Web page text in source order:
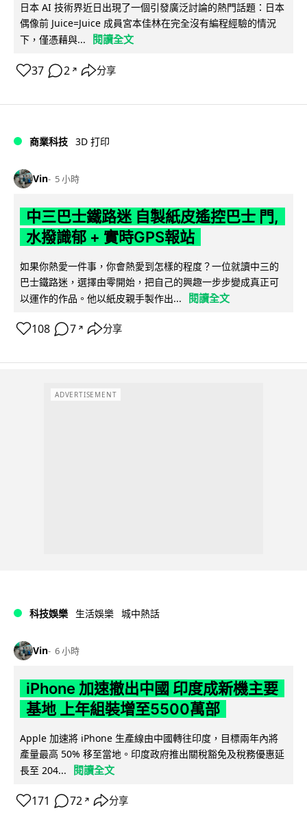
日本 AI 技術界近日出現了一個引發廣泛討論的熱門話題：日本
偶像前 Juice=Juice 成員宮本佳林在完全沒有編程經驗的情況
下，僅憑藉與...
閱讀全文
37 2 ↗ 分享
商業科技 3D 打印
Vin 5 小時
中三巴士鐵路迷 自製紙皮遙控巴士 門,
水撥識郁 + 實時GPS報站
如果你熱愛一件事，你會熱愛到怎樣的程度？一位就讀中三的
巴士鐵路迷，選擇由零開始，把自己的興趣一步步變成真正可
以運作的作品。他以紙皮親手製作出...
閱讀全文
108 7 ↗ 分享
ADVERTISEMENT
科技娛樂 生活娛樂 城中熱話
Vin 6 小時
iPhone 加速撤出中國 印度成新機主要
基地 上年組裝增至5500萬部
Apple 加速將 iPhone 生產線由中國轉往印度，目標兩年內將
產量最高 50% 移至當地。印度政府推出關稅豁免及稅務優惠延
長至 204...
閱讀全文
171 72 ↗ 分享